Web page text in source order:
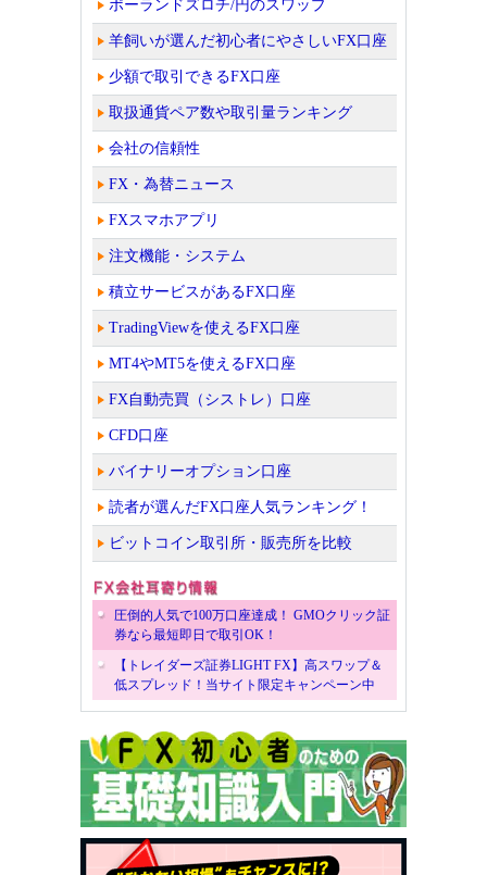
ポーランドズロチ/円のスワップ
羊飼いが選んだ初心者にやさしいFX口座
少額で取引できるFX口座
取扱通貨ペア数や取引量ランキング
会社の信頼性
FX・為替ニュース
FXスマホアプリ
注文機能・システム
積立サービスがあるFX口座
TradingViewを使えるFX口座
MT4やMT5を使えるFX口座
FX自動売買（シストレ）口座
CFD口座
バイナリーオプション口座
読者が選んだFX口座人気ランキング！
ビットコイン取引所・販売所を比較
圧倒的人気で100万口座達成！ GMOクリック証
券なら最短即日で取引OK！
【トレイダーズ証券LIGHT FX】高スワップ＆
低スプレッド！当サイト限定キャンペーン中